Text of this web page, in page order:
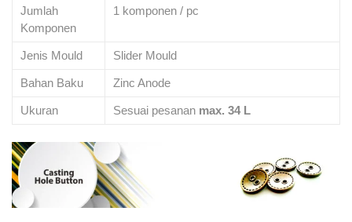
Jumlah
Komponen
1 komponen / pc
Jenis Mould Slider Mould
Bahan Baku Zinc Anode
Ukuran Sesuai pesanan max. 34 L